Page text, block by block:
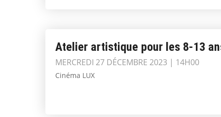
Atelier artistique pour les 8-13
MERCREDI 27 DÉCEMBRE 2023 | 14H00
Cinéma LUX